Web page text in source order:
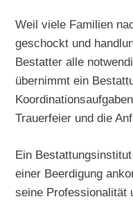
Weil viele Familien
geschockt und
Bestatter alle
übernimmt ein
Trauerfeier und die
Ein
einer Beerdigung
seine Professionalität